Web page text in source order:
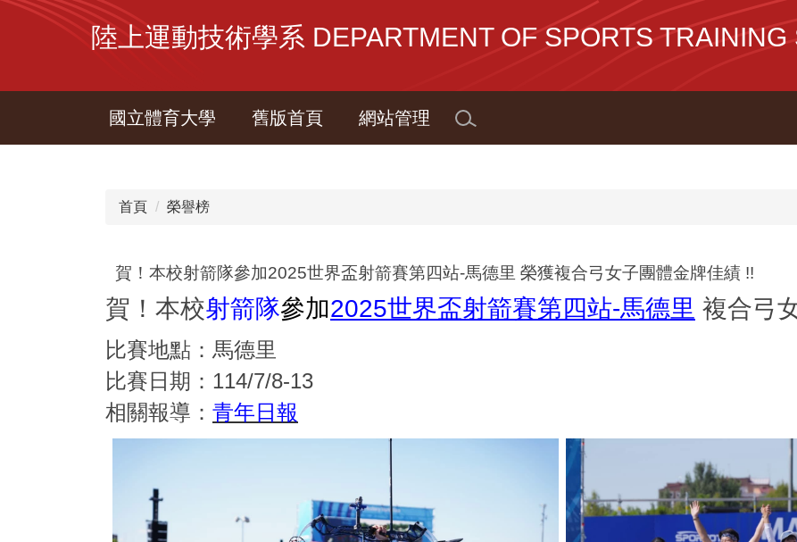
區
陸上運動技術學系 DEPARTMENT OF SPORTS
國立體育大學 舊版首頁 網站管理
首頁 榮譽榜
賀！本校射箭隊參加2025世界盃射箭賽第四站-馬德里 榮獲複合弓女子團體金牌佳績 !!
賀！本校射箭隊參加2025世界盃射箭賽第四站-馬德里 複合弓
比賽地點：馬德里
比賽日期：114/7/8-13
相關報導： 青年日報